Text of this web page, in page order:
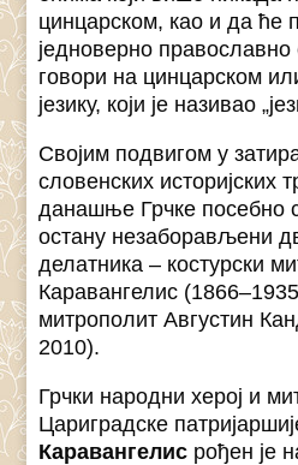
цинцарском, као и да ће
једноверно православно
говори на цинцарском
језику, који је називао
Својим подвигом у
словенских историјских
данашње Грчке посебно
остану незаборављени
делатника – костурски
Каравангелис
митрополит Августин
2010).
Грчки народни херој и
Цариградске
Каравангелис рођен је